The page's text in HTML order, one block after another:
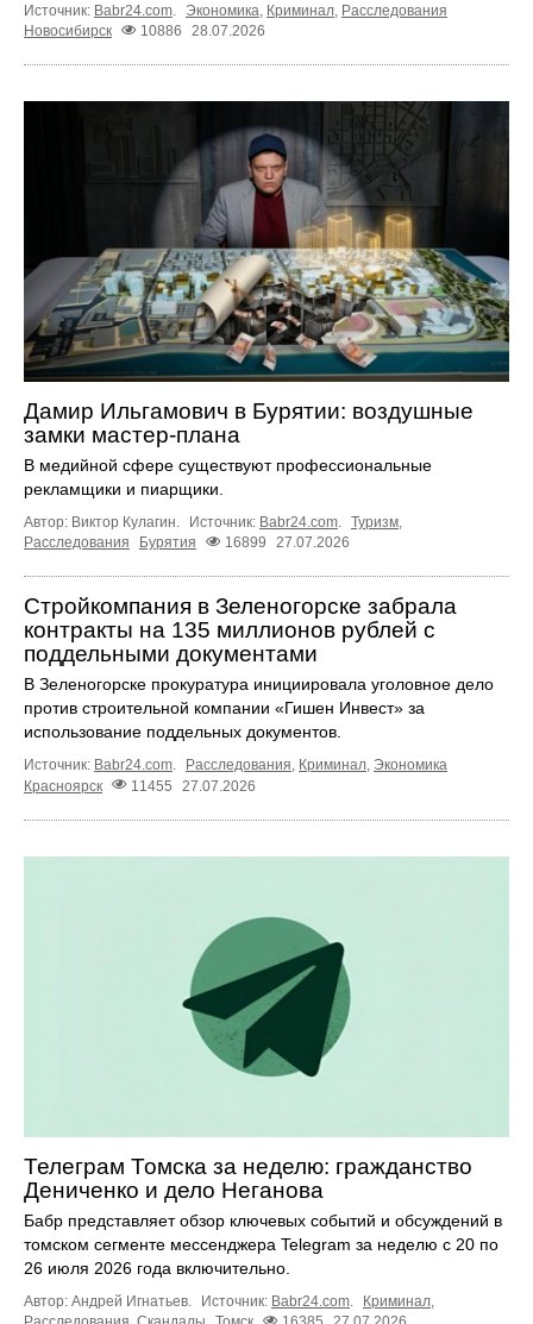
Источник: Babr24.com Экономика Криминал Расследования
Новосибирск
10886 28.07.2026
Дамир Ильгамович в Бурятии: воздушные
замки мастер-плана
В медийной сфере существуют профессиональные
рекламщики и пиарщики.
Автор: Виктор Кулагин. Источник: Babr24.com. Туризм,
Расследования
Бурятия 16899 27.07.2026
Стройкомпания в Зеленогорске забрала
контракты на 135 миллионов рублей с
поддельными документами
В Зеленогорске прокуратура инициировала уголовное дело
против строительной компании «Гишен Инвест» за
использование поддельных документов.
Источник: Babr24.com. Расследования, Криминал, Экономика
Красноярск
11455 27.07.2026
Телеграм Томска за неделю: гражданство
Дениченко и дело Неганова
Бабр представляет обзор ключевых событий и обсуждений в
томском сегменте мессенджера Telegram за неделю с 20 по
26 июля 2026 года включительно.
Автор: Андрей Игнатьев. Источник: Babr24.com. Криминал,